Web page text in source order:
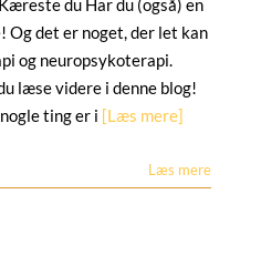
du Har du (også) en
Og det er noget, der let kan
og neuropsykoterapi.
læse videre i denne blog!
ting er i [Læs mere]
Læs mere